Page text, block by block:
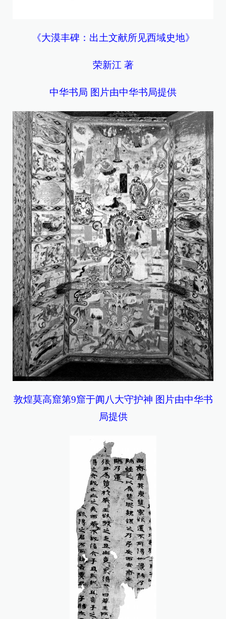
《大漠丰碑：出土文献所见西域史地》
荣新江 著
中华书局 图片由中华书局提供
敦煌莫高窟第9窟于阗八大守护神 图片由中华书
局提供